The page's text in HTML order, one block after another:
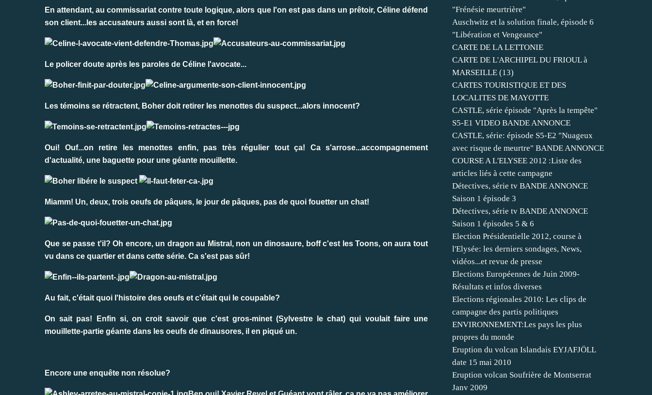
En attendant, au commissariat contre toute logique, alors que l'on est pas dans un prêtoir, Céline défend
son client...les accusateurs aussi sont là, et en force!
Le policer doute après les paroles de Céline l'avocate...
Les témoins se rétractent, Boher doit retirer les menottes du suspect...alors innocent?
Oui! Ouf...on retire les menottes enfin, pas très régulier tout ça! Ca s'arrose...accompagnement
d'actualité, une baguette pour une géante mouillette.
Miamm! Un, deux, trois oeufs de pâques, le jour de pâques, pas de quoi fouetter un chat!
Que se passe t'il? Oh encore, un dragon au Mistral, non un dinosaure, boff c'est les Toons, on aura tout
vu dans ce quartier et dans cette série. Ca s'est pas sûr!
Au fait, c'était quoi l'histoire des oeufs et c'était qui le coupable?
On sait pas! Enfin si, on croit savoir que c'est gros-minet (Sylvestre le chat) qui voulait faire une
mouillette-partie géante dans les oeufs de dinausores, il en piqué un.
Encore une enquête non résolue?
"Frénésie meurtrière"
Auschwitz et la solution finale, épisode 6
"Libération et Vengeance"
CARTE DE LA LETTONIE
CARTE DE L'ARCHIPEL DU FRIOUL à
MARSEILLE (13)
CARTES TOURISTIQUE ET DES
LOCALITES DE MAYOTTE
CASTLE, série épisode "Après la tempête"
S5-E1 VIDEO BANDE ANNONCE
CASTLE, série: épisode S5-E2 "Nuageux
avec risque de meurtre" BANDE ANNONCE
COURSE A L'ELYSEE 2012 :Liste des
articles liés à cette campagne
Détectives, série tv BANDE ANNONCE
Saison 1 épisode 3
Détectives, série tv BANDE ANNONCE
Saison 1 épisodes 5 & 6
Election Présidentielle 2012, course à
l'Elysée: les derniers sondages, News,
vidéos...et revue de presse
Elections Européennes de Juin 2009-
Résultats et infos diverses
Elections régionales 2010: Les clips de
campagne des partis politiques
ENVIRONNEMENT:Les pays les plus
propres du monde
Eruption du volcan Islandais EYJAFJÖLL
date 15 mai 2010
Eruption volcan Soufrière de Montserrat
Janv 2009